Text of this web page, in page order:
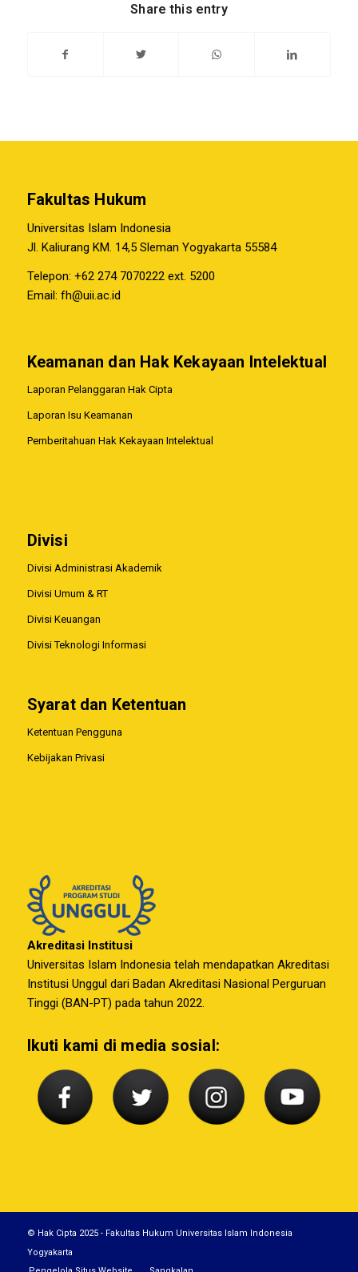
Share this entry
Fakultas Hukum
Universitas Islam Indonesia
Jl. Kaliurang KM. 14,5 Sleman Yogyakarta 55584
Telepon: +62 274 7070222 ext. 5200
Email: fh@uii.ac.id
Keamanan dan Hak Kekayaan Intelektual
Laporan Pelanggaran Hak Cipta
Laporan Isu Keamanan
Pemberitahuan Hak Kekayaan Intelektual
Divisi
Divisi Administrasi Akademik
Divisi Umum & RT
Divisi Keuangan
Divisi Teknologi Informasi
Syarat dan Ketentuan
Ketentuan Pengguna
Kebijakan Privasi
Akreditasi Institusi
Universitas Islam Indonesia telah mendapatkan Akreditasi
Institusi Unggul dari Badan Akreditasi Nasional Perguruan
Tinggi (BAN-PT) pada tahun 2022.
Ikuti kami di media sosial:
© Hak Cipta 2025 - Fakultas Hukum Universitas Islam Indonesia
Yogyakarta